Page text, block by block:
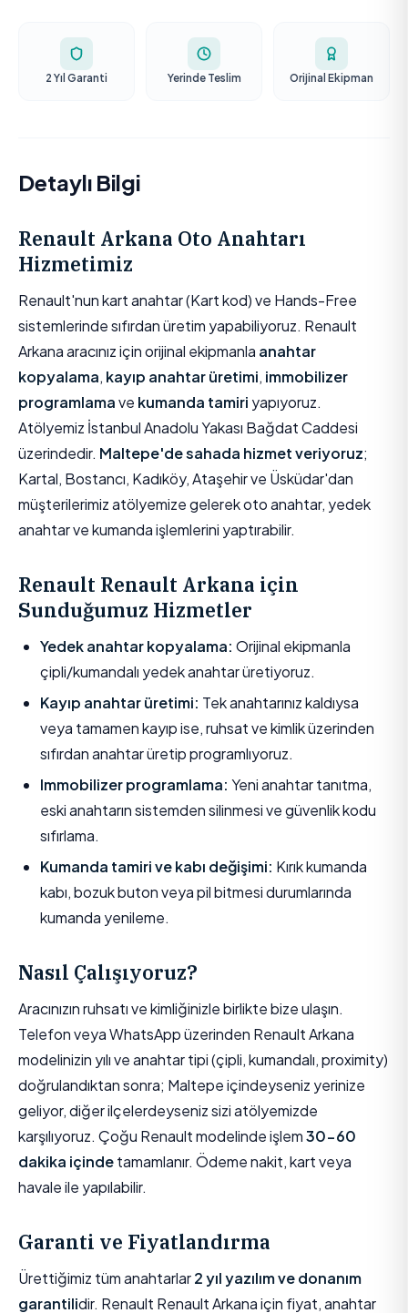
2 Yıl Garanti Yerinde Teslim Orijinal Ekipman
Detaylı Bilgi
Renault Arkana Oto Anahtarı
Hizmetimiz
Renault'nun kart anahtar (Kart kod) ve Hands-Free
sistemlerinde sıfırdan üretim yapabiliyoruz. Renault
Arkana aracınız için orijinal ekipmanla anahtar
kopyalama, kayıp anahtar üretimi, immobilizer
programlamave kumanda tamiri yapıyoruz.
Atölyemiz İstanbul Anadolu Yakası Bağdat Caddesi
üzerindedir. Maltepe'de sahada hizmet veriyoruz;
Kartal, Bostancı, Kadıköy, Ataşehir ve Üsküdar'dan
müşterilerimiz atölyemize gelerek oto anahtar, yedek
anahtar ve kumanda işlemlerini yaptırabilir.
Renault Renault Arkana için
Sunduğumuz Hizmetler
Yedek anahtar kopyalama: Orijinal ekipmanla
çipli/kumandalı yedek anahtar üretiyoruz.
Kayıp anahtar üretimi: Tek anahtarınız kaldıysa
veya tamamen kayıp ise, ruhsat ve kimlik üzerinden
sıfırdan anahtar üretip programlıyoruz.
Immobilizer programlama: Yeni anahtar tanıtma,
eski anahtarın sistemden silinmesi ve güvenlik kodu
sıfırlama.
Kumanda tamiri ve kabı değişimi: Kırık kumanda
kabı, bozuk buton veya pil bitmesi durumlarında
kumanda yenileme.
Nasıl Çalışıyoruz?
Aracınızın ruhsatı ve kimliğinizle birlikte bize ulaşın.
Telefon veya WhatsApp üzerinden Renault Arkana
modelinizin yılı ve anahtar tipi (çipli, kumandalı, proximity)
doğrulandıktan sonra; Maltepe içindeyseniz yerinize
geliyor, diğer ilçelerdeyseniz sizi atölyemizde
karşılıyoruz. Çoğu Renault modelinde işlem30-60
dakika içindetamamlanır. Ödeme nakit, kart veya
havale ile yapılabilir.
Garanti ve Fiyatlandırma
Ürettiğimiz tüm anahtarlar2 yıl yazılım ve donanım
garantilidir. Renault Renault Arkana için fiyat, anahtar